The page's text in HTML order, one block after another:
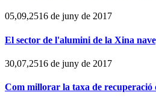
05,09,2516 de juny de 2017
El sector de l'alumini de la Xina
30,07,2516 de juny de 2017
Com millorar la taxa de recuperació